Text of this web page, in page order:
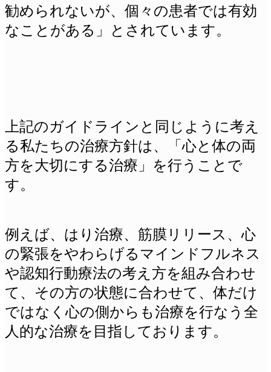
勧められないが、個々の患者では有効
なことがある」とされています。
上記のガイドラインと同じように考え
る私たちの治療方針は、「心と体の両
方を大切にする治療」を行うことで
す。
例えば、はり治療、筋膜リリース、心
の緊張をやわらげるマインドフルネス
や認知行動療法の考え方を組み合わせ
て、その方の状態に合わせて、体だけ
ではなく心の側からも治療を行なう全
人的な治療を目指しております。